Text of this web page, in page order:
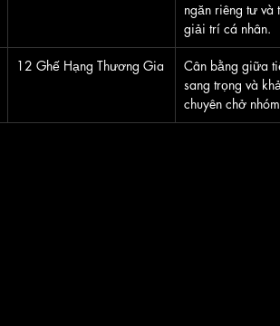
ngăn riêng tư và
giải trí cá nhân.
12 Ghế Hạng Thương Gia
Cân bằng giữa
sang trọng và
chuyên chở